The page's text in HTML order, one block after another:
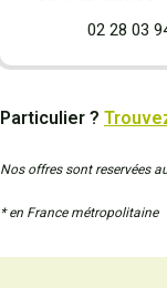
02 28 03
Particulier ?
Nos offres sont reservées
* en France métropolitaine